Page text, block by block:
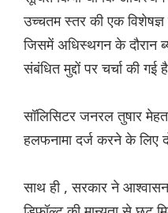
उच्चतम स्तर की एक विशेषज्ञ
जिसमें अधिस्थगन के दौरान
संबंधित मुद्दों पर चर्चा की गई
सॉलिसिटर जनरल तुषार
हलफनामा दर्ज करने के लिए
साथ ही , सरकार ने